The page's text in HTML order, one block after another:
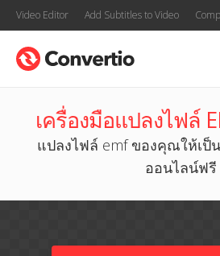
Video Editor Add Subtitles to Video
เครื่องมือแปลงไฟล์
แปลงไฟล์ emf ของคุณให้เป็
ออนไลน์ฟรี